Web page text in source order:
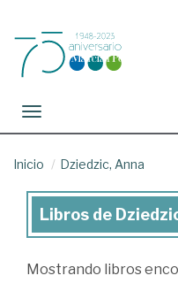
Toggle navigation
Inicio Dziedzic, Anna
Libros
Dziedzic,
Libros de
Mostrando libros